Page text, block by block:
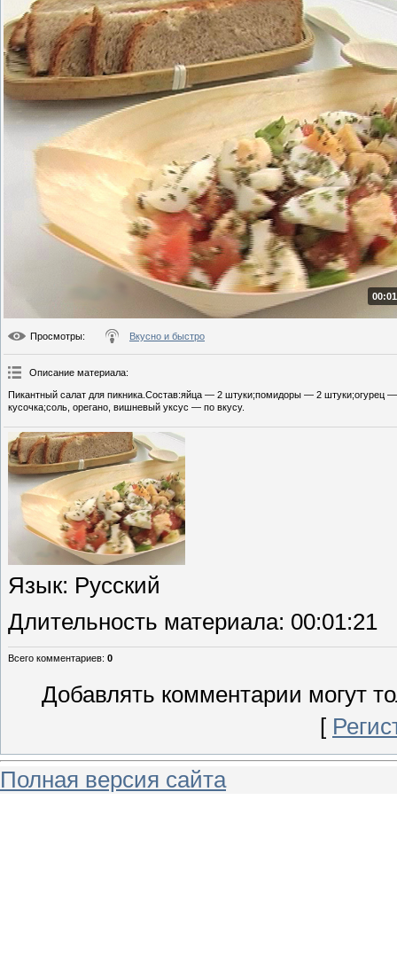
Просмотры: Вкусно и быстро
Описание материала:
Пикантный салат для пикника.Состав:яйца — 2 штуки;помидоры — 2
кусочка;соль, орегано, вишневый уксус — по вкусу.
Язык: Русский
Длительность материала: 00:01:21
Всего комментариев: 0
Добавлять комментарии могут
[
Полная версия сайта